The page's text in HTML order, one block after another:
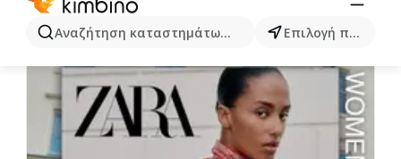
Αναζήτηση καταστημάτων, κατηγοριών, προϊόντων...
Επιλογή πόλης
Άλλα φυλλάδια από την κατηγορία